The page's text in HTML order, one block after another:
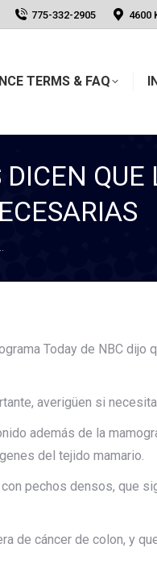
775-332-2905 4600
TERMS & FAQ
QUE
Today de NBC dijo
averigüen si
además de la
del tejido mamario.
pechos densos, que
cáncer de colon, y